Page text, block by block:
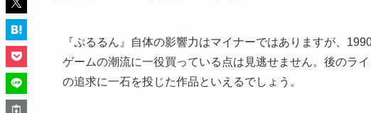
『ぷるるん』自体の影響力はマイナーではありますが、
ゲームの潮流に一役買っている点は見逃せません。後のラ
の追求に一石を投じた作品といえるでしょう。